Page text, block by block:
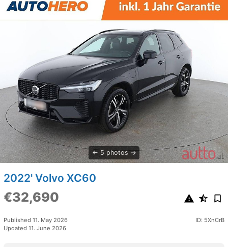
5 photos
2022' Volvo XC60
€32,690
Published 11. May 2026
Updated 11. June 2026
ID: 5XnCrB